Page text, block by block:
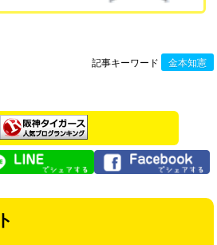
記事キーワード 金本知憲